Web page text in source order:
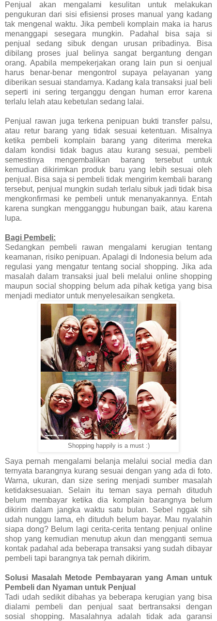
Penjual akan mengalami kesulitan untuk melakukan
pengukuran dari sisi efisiensi proses manual yang kadang
tak mengenal waktu. Jika pembeli komplain maka ia harus
menanggapi sesegara mungkin. Padahal bisa saja si
penjual sedang sibuk dengan urusan pribadinya. Bisa
dibilang proses jual belinya sangat bergantung dengan
orang. Apabila mempekerjakan orang lain pun si oenjual
harus benar-benar mengontrol supaya pelayanan yang
diberikan sesuai standarnya. Kadang kala transaksi jual beli
seperti ini sering terganggu dengan human error karena
terlalu lelah atau kebetulan sedang lalai.
Penjual rawan juga terkena penipuan bukti transfer palsu,
atau retur barang yang tidak sesuai ketentuan. Misalnya
ketika pembeli komplain barang yang diterima mereka
dalam kondisi tidak bagus atau kurang sesuai, pembeli
semestinya mengembalikan barang tersebut untuk
kemudian dikirimkan produk baru yang lebih sesuai oleh
penjual. Bisa saja si pembeli tidak mengirim kembali barang
tersebut, penjual mungkin sudah terlalu sibuk jadi tidak bisa
mengkonfirmasi ke pembeli untuk menanyakannya. Entah
karena sungkan mengganggu hubungan baik, atau karena
lupa.
Bagi Pembeli:
Sedangkan pembeli rawan mengalami kerugian tentang
keamanan, risiko penipuan. Apalagi di Indonesia belum ada
regulasi yang mengatur tentang social shopping. Jika ada
masalah dalam transaksi jual beli melalui online shopping
maupun social shopping belum ada pihak ketiga yang bisa
menjadi mediator untuk menyelesaikan sengketa.
Shopping happily is a must :)
Saya pernah mengalami belanja melalui social media dan
ternyata barangnya kurang sesuai dengan yang ada di foto.
Warna, ukuran, dan size sering menjadi sumber masalah
ketidaksesuaian. Selain itu teman saya pernah dituduh
belum membayar ketika dia komplain barangnya belum
dikirim dalam jangka waktu satu bulan. Sebel nggak sih
udah nunggu lama, eh dituduh belum bayar. Mau nyalahin
siapa dong? Belum lagi cerita-cerita tentang penjual online
shop yang kemudian menutup akun dan mengganti semua
kontak padahal ada beberapa transaksi yang sudah dibayar
pembeli tapi barangnya tak pernah dikirim.
Solusi Masalah Metode Pembayaran yang Aman untuk
Pembeli dan Nyaman untuk Penjual
Tadi udah sedikit dibahas ya beberapa kerugian yang bisa
dialami pembeli dan penjual saat bertransaksi dengan
sosial shopping. Masalahnya adalah tidak ada garansi